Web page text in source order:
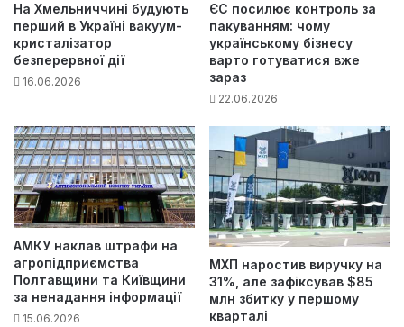
На Хмельниччині будують
перший в Україні вакуум-
кристалізатор
безперервної дії
16.06.2026
ЄС посилює контроль за
пакуванням: чому
українському бізнесу
варто готуватися вже
зараз
22.06.2026
АМКУ наклав штрафи на
агропідприємства
Полтавщини та Київщини
за ненадання інформації
15.06.2026
МХП наростив виручку на
31%, але зафіксував $85
млн збитку у першому
кварталі